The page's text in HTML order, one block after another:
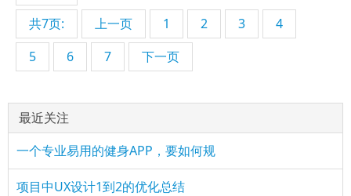
共7页: 上一页 1 2 3
4
5
6 7 下一页
最近关注
一个专业易用的健身APP，要如何规
项目中UX设计1到2的优化总结